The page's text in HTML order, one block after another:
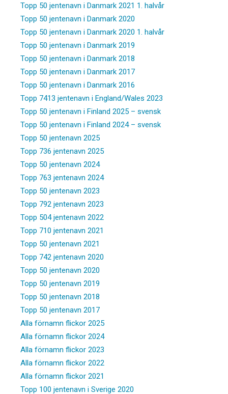
Topp 50 jentenavn i Danmark 2021 1. halvår
Topp 50 jentenavn i Danmark 2020
Topp 50 jentenavn i Danmark 2020 1. halvår
Topp 50 jentenavn i Danmark 2019
Topp 50 jentenavn i Danmark 2018
Topp 50 jentenavn i Danmark 2017
Topp 50 jentenavn i Danmark 2016
Topp 7413 jentenavn i England/Wales 2023
Topp 50 jentenavn i Finland 2025 – svensk
Topp 50 jentenavn i Finland 2024 – svensk
Topp 50 jentenavn 2025
Topp 736 jentenavn 2025
Topp 50 jentenavn 2024
Topp 763 jentenavn 2024
Topp 50 jentenavn 2023
Topp 792 jentenavn 2023
Topp 504 jentenavn 2022
Topp 710 jentenavn 2021
Topp 50 jentenavn 2021
Topp 742 jentenavn 2020
Topp 50 jentenavn 2020
Topp 50 jentenavn 2019
Topp 50 jentenavn 2018
Topp 50 jentenavn 2017
Alla förnamn flickor 2025
Alla förnamn flickor 2024
Alla förnamn flickor 2023
Alla förnamn flickor 2022
Alla förnamn flickor 2021
Topp 100 jentenavn i Sverige 2020